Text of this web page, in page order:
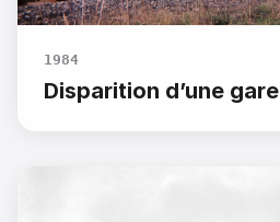
1984
Disparition d’une gare